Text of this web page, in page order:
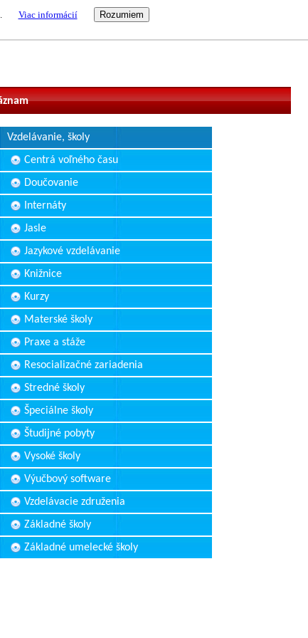
Viac informácií
Vzdelávanie, školy
Centrá voľného času
Doučovanie
Internáty
Jasle
Jazykové vzdelávanie
Knižnice
Kurzy
Materské školy
Praxe a stáže
Resocializačné zariadenia
Stredné školy
Špeciálne školy
Študijné pobyty
Vysoké školy
Výučbový software
Vzdelávacie združenia
Základné školy
Základné umelecké školy